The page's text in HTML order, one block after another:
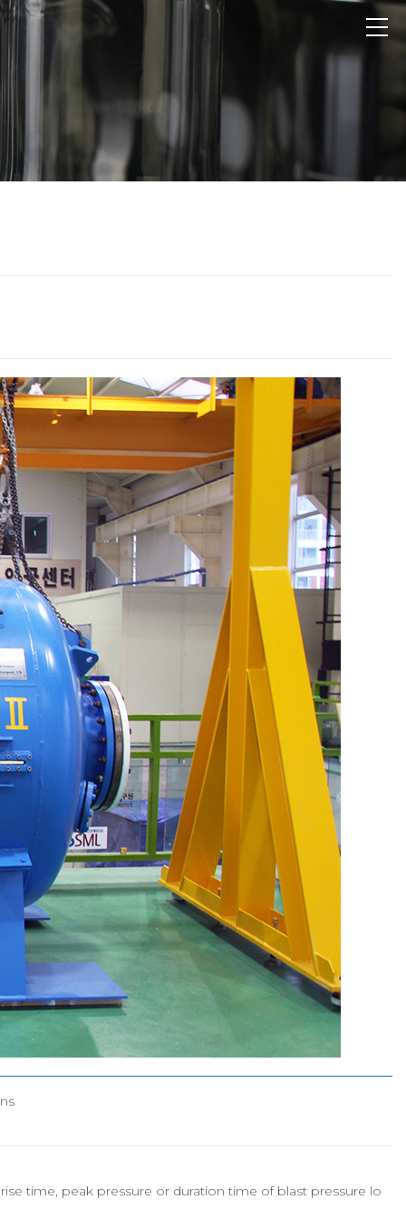
연구성과
연구실적
연구논문
학술대회발표
특허(출원등록)
time, peak pressure or duration time of blast pressure lo